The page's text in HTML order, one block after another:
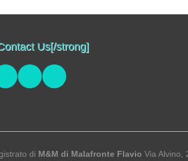
Us[/strong]
di M&M di Malafronte Flavio Via Alvino,